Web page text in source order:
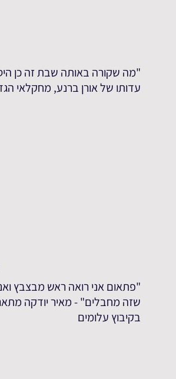
"מה שקורה באותה שבת זה כן
עדותו של אורן ברנע, מחקלאי
"פתאום אני רואה ראש מבצבץ
בקיבוץ עלומים